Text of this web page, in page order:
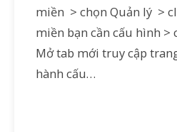
miền > chọn Quản lý >
miền bạn cần cấu hình >
Mở tab mới truy cập
hành cấu…